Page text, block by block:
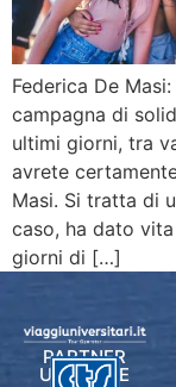
Federica De
campagna di
ultimi giorni, tra
avrete
Masi. Si tratta di
caso, ha dato
giorni di […]
PARTNER
UFFICIALE